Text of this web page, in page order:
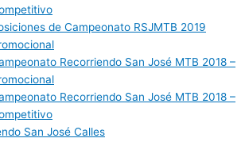
de Campeonato RSJMTB 2019
Recorriendo San José MTB 2018 –
Recorriendo San José MTB 2018 –
San José Calles